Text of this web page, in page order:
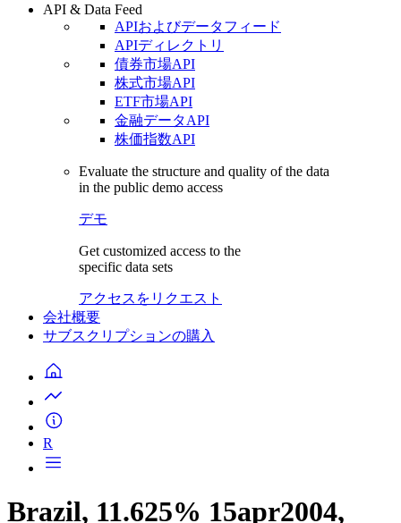
API & Data Feed
APIおよびデータフィード
APIディレクトリ
債券市場API
株式市場API
ETF市場API
金融データAPI
株価指数API
Evaluate the structure and quality of the data
in the public demo access
デモ
Get customized access to the
specific data sets
アクセスをリクエスト
会社概要
サブスクリプションの購入
R
Brazil, 11.625% 15apr2004,